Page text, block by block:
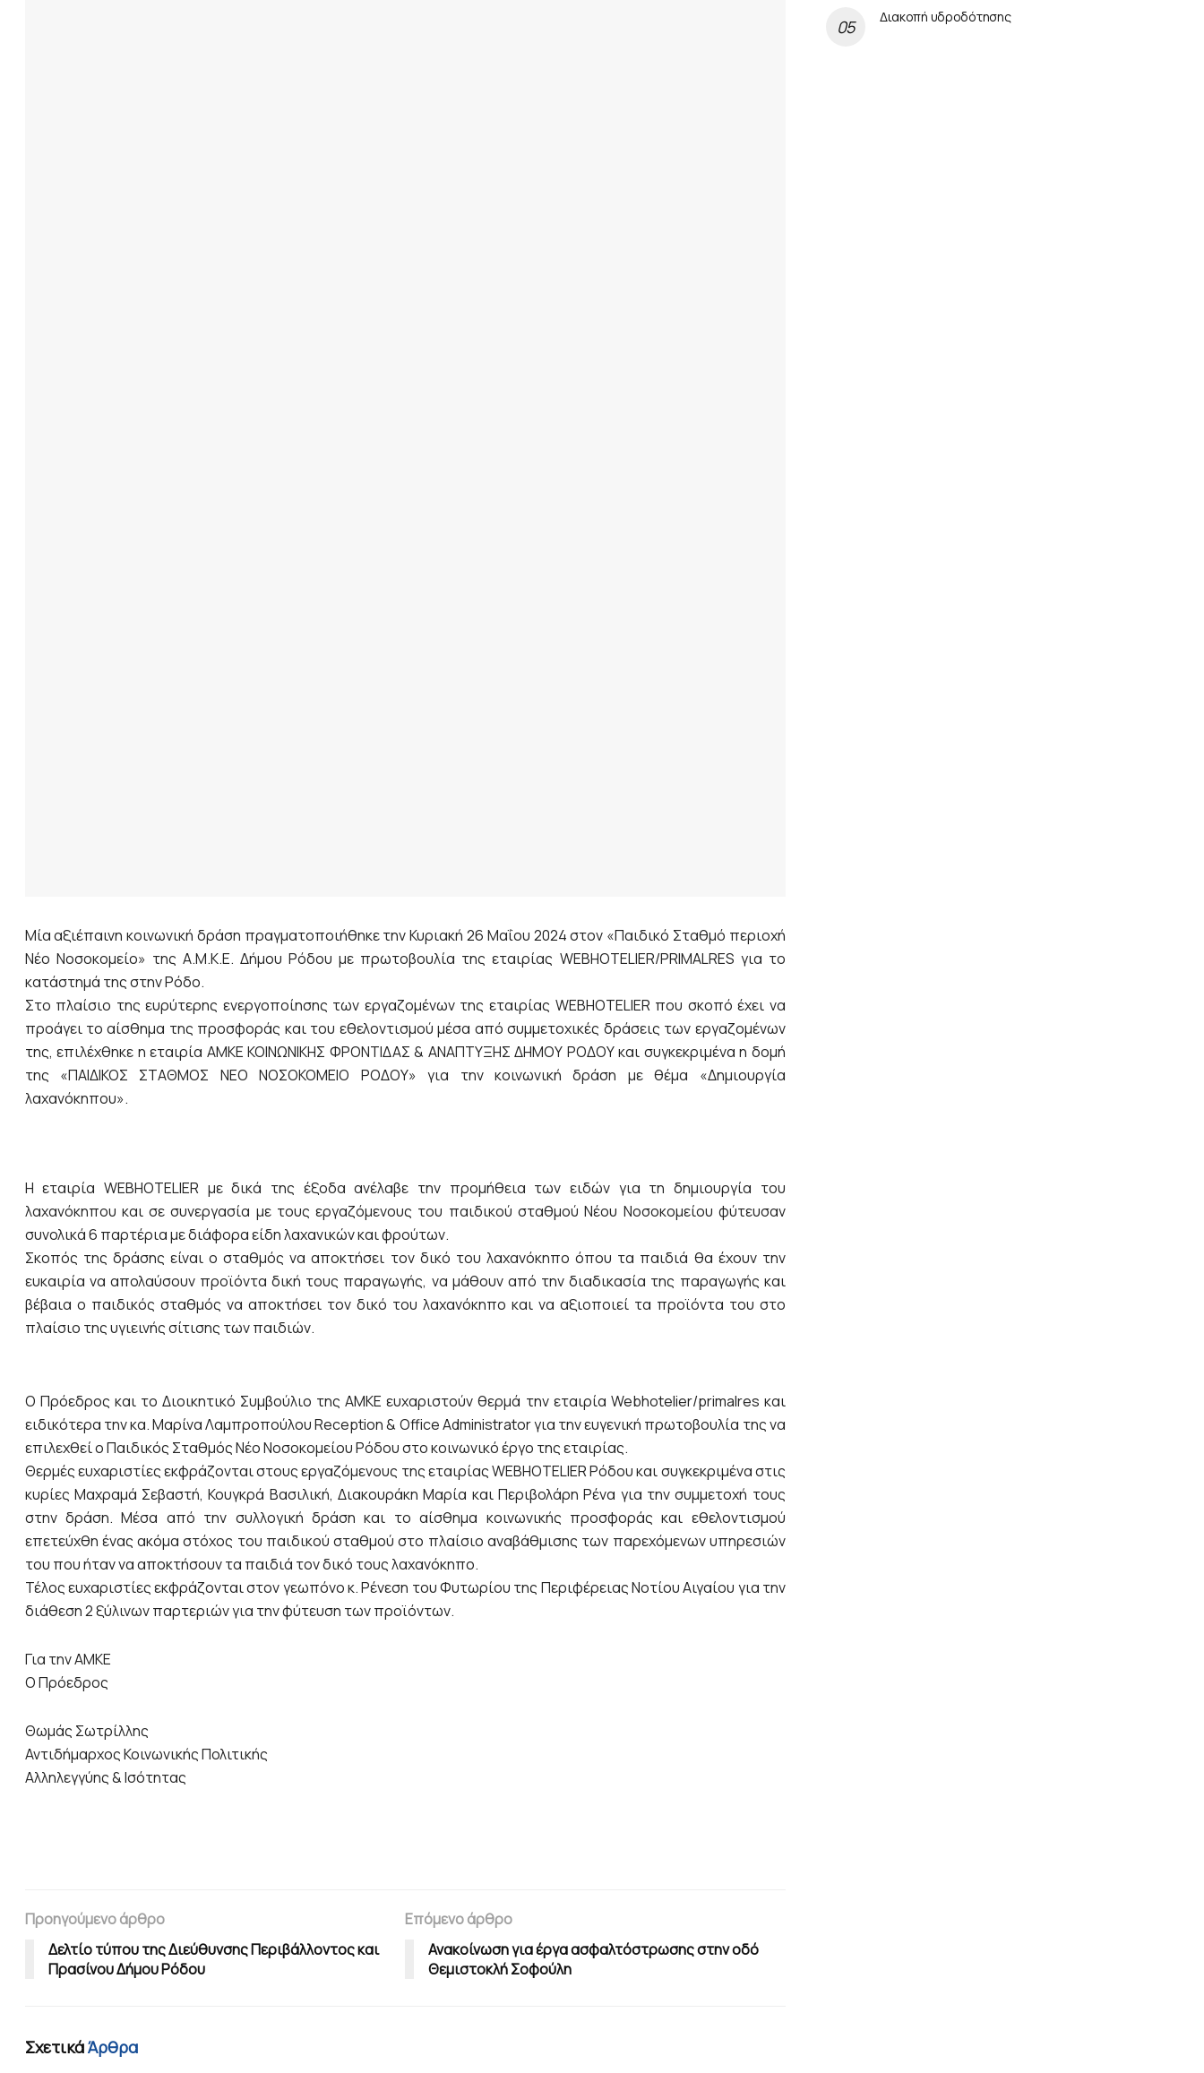
Μία αξιέπαινη κοινωνική δράση πραγματοποιήθηκε την Κυριακή 26 Μαΐου 2024 στον «Παιδικό Σταθμό περιοχή
Νέο Νοσοκομείο» της Α.Μ.Κ.Ε. Δήμου Ρόδου με πρωτοβουλία της εταιρίας WEBHOTELIER/PRIMALRES για το
κατάστημά της στην Ρόδο.
Στο πλαίσιο της ευρύτερης ενεργοποίησης των εργαζομένων της εταιρίας WEBHOTELIER που σκοπό έχει να
προάγει το αίσθημα της προσφοράς και του εθελοντισμού μέσα από συμμετοχικές δράσεις των εργαζομένων
της, επιλέχθηκε η εταιρία ΑΜΚΕ ΚΟΙΝΩΝΙΚΗΣ ΦΡΟΝΤΙΔΑΣ & ΑΝΑΠΤΥΞΗΣ ΔΗΜΟΥ ΡΟΔΟΥ και συγκεκριμένα η δομή
της «ΠΑΙΔΙΚΟΣ ΣΤΑΘΜΟΣ ΝΕΟ ΝΟΣΟΚΟΜΕΙΟ ΡΟΔΟΥ» για την κοινωνική δράση με θέμα «Δημιουργία
λαχανόκηπου».
Η εταιρία WEBHOTELIER με δικά της έξοδα ανέλαβε την προμήθεια των ειδών για τη δημιουργία του
λαχανόκηπου και σε συνεργασία με τους εργαζόμενους του παιδικού σταθμού Νέου Νοσοκομείου φύτευσαν
συνολικά 6 παρτέρια με διάφορα είδη λαχανικών και φρούτων.
Σκοπός της δράσης είναι ο σταθμός να αποκτήσει τον δικό του λαχανόκηπο όπου τα παιδιά θα έχουν την
ευκαιρία να απολαύσουν προϊόντα δική τους παραγωγής, να μάθουν από την διαδικασία της παραγωγής και
βέβαια ο παιδικός σταθμός να αποκτήσει τον δικό του λαχανόκηπο και να αξιοποιεί τα προϊόντα του στο
πλαίσιο της υγιεινής σίτισης των παιδιών.
Ο Πρόεδρος και το Διοικητικό Συμβούλιο της ΑΜΚΕ ευχαριστούν θερμά την εταιρία Webhotelier/primalres και
ειδικότερα την κα. Μαρίνα Λαμπροπούλου Reception & Office Administrator για την ευγενική πρωτοβουλία της να
επιλεχθεί ο Παιδικός Σταθμός Νέο Νοσοκομείου Ρόδου στο κοινωνικό έργο της εταιρίας.
Θερμές ευχαριστίες εκφράζονται στους εργαζόμενους της εταιρίας WEBHOTELIER Ρόδου και συγκεκριμένα στις
κυρίες Μαχραμά Σεβαστή, Κουγκρά Βασιλική, Διακουράκη Μαρία και Περιβολάρη Ρένα για την συμμετοχή τους
στην δράση. Μέσα από την συλλογική δράση και το αίσθημα κοινωνικής προσφοράς και εθελοντισμού
επετεύχθη ένας ακόμα στόχος του παιδικού σταθμού στο πλαίσιο αναβάθμισης των παρεχόμενων υπηρεσιών
του που ήταν να αποκτήσουν τα παιδιά τον δικό τους λαχανόκηπο.
Τέλος ευχαριστίες εκφράζονται στον γεωπόνο κ. Ρένεση του Φυτωρίου της Περιφέρειας Νοτίου Αιγαίου για την
διάθεση 2 ξύλινων παρτεριών για την φύτευση των προϊόντων.
Για την ΑΜΚΕ
Ο Πρόεδρος
Θωμάς Σωτρίλλης
Αντιδήμαρχος Κοινωνικής Πολιτικής
Αλληλεγγύης & Ισότητας
Προηγούμενο άρθρο
Δελτίο τύπου της Διεύθυνσης Περιβάλλοντος και
Πρασίνου Δήμου Ρόδου
Επόμενο άρθρο
Ανακοίνωση για έργα ασφαλτόστρωσης στην οδό
Θεμιστοκλή Σοφούλη
ΣχετικάΆρθρα
Διακοπή υδροδότησης